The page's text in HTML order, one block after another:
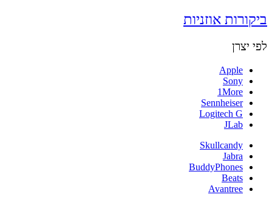
ביקורות אוזניות
לפי יצרן
Apple
Sony
1More
Sennheiser
Logitech G
JLab
Skullcandy
Jabra
BuddyPhones
Beats
Avantree